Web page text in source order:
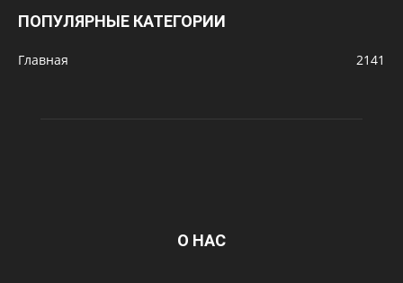
ПОПУЛЯРНЫЕ КАТЕГОРИИ
Главная 2141
О НАС